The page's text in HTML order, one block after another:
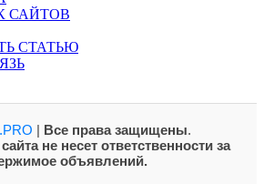
САЙТОВ
СТАТЬЮ
| Все права защищены.
не несет ответственности за
объявлений.